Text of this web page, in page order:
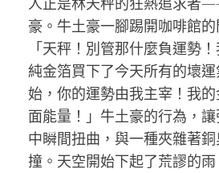
豪。牛土豪一腳踢開咖啡館的
「天秤！別管那什麼負運勢
純金箔買下了今天所有的壞
始，你的運勢由我主宰！我
面能量！」牛土豪的行為，
中瞬間扭曲，與一種夾雜著
撞。天空開始下起了荒謬的